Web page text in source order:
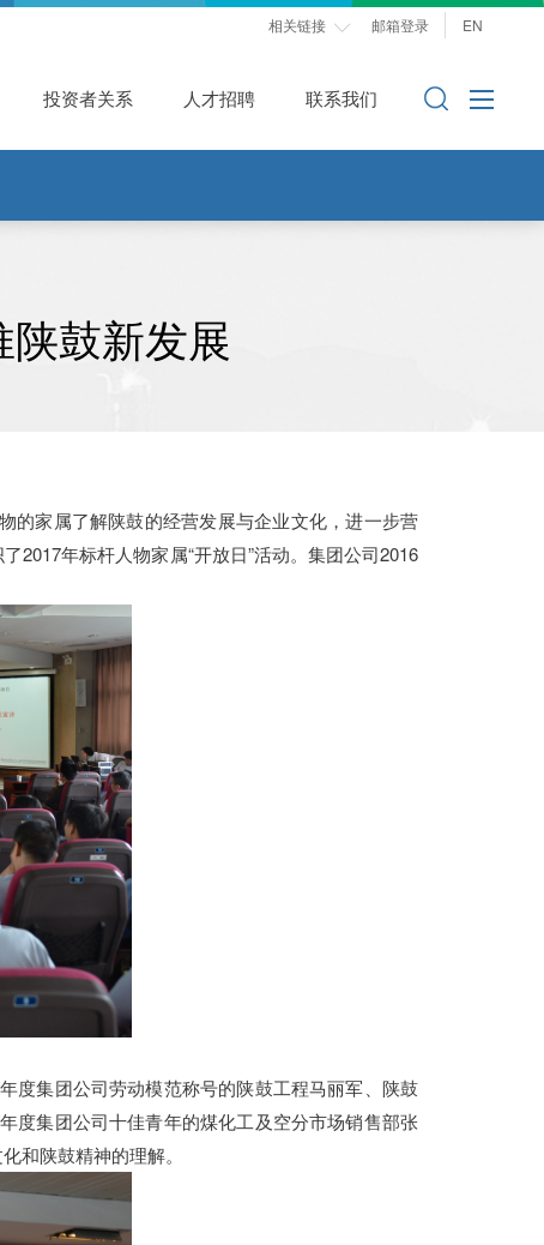
相关链接  邮箱登录 EN
投资者关系 人才招聘 联系我们
鼓新发展
的家属了解陕鼓的经营发展与企业文化，进一步营
2017年标杆人物家属“开放日”活动。集团公司2016
度集团公司劳动模范称号的陕鼓工程马丽军、陕鼓
度集团公司十佳青年的煤化工及空分市场销售部张
和陕鼓精神的理解。